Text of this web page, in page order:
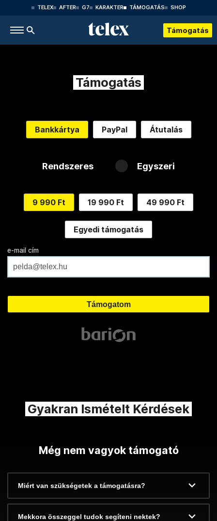
TELEX AFTER G7 KARAKTER TÁMOGATÁS SHOP
Támogatás
Támogatás
Bankkártya PayPal Átutalás
Rendszeres Egyszeri
9 990 Ft 19 990 Ft 49 990 Ft
Egyedi támogatás
e-mail cím
Gyakran Ismételt Kérdések
Még nem vagyok támogató
Miért van szükségetek a támogatásra?
Mekkora összeggel tudok segíteni nektek?